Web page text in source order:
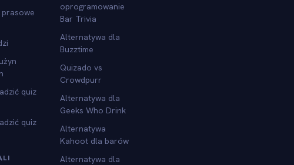
prasowe
quiz
quiz
oprogramowanie
Bar Trivia
Alternatywa dla
Buzztime
Quizado vs
Crowdpurr
Alternatywa dla
Geeks Who Drink
Alternatywa
Kahoot dla barów
Alternatywa dla